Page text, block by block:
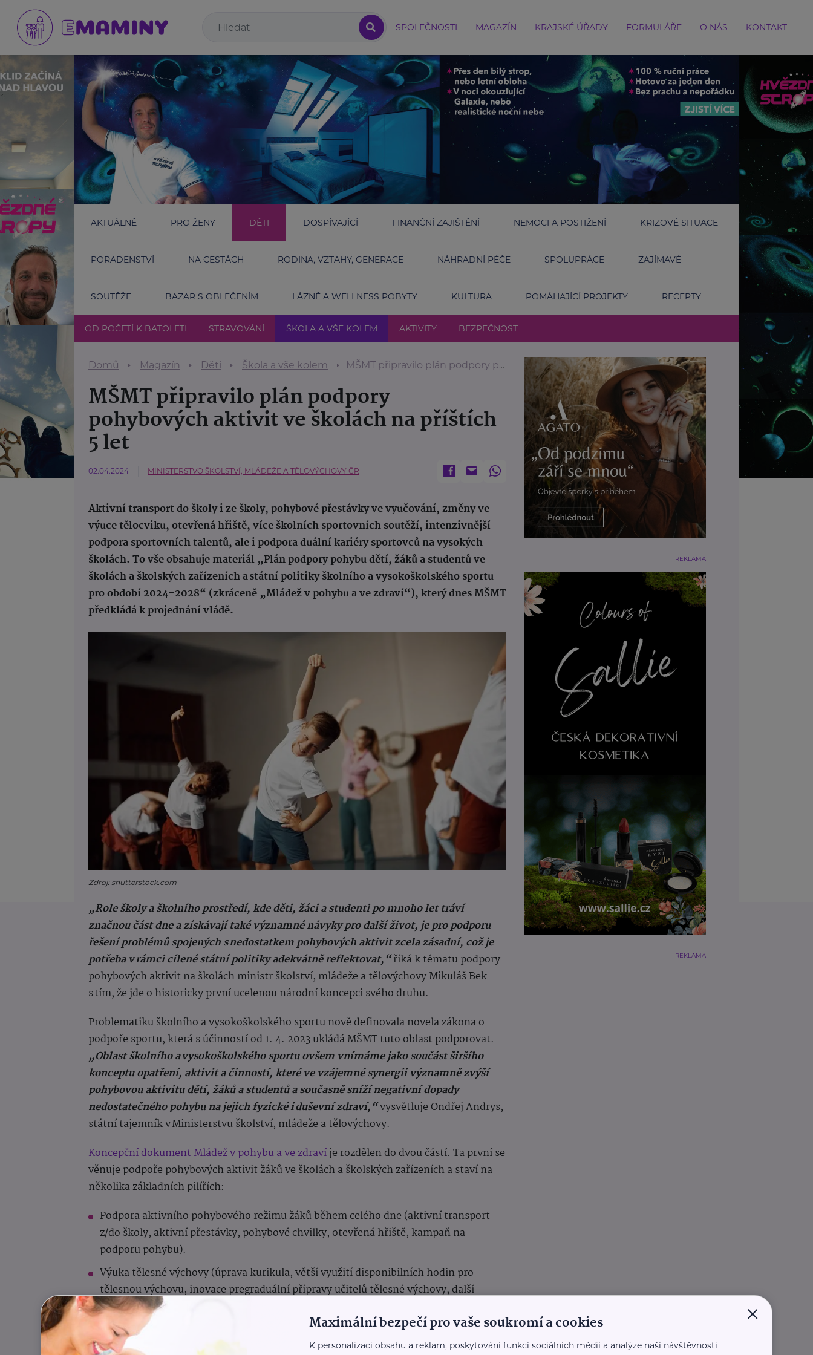
SPOLEČNOSTI MAGAZÍN KRAJSKÉ ÚŘADY FORMULÁŘE O NÁS KONTAKT
AKTUÁLNĚ PRO ŽENY DĚTI DOSPÍVAJÍCÍ FINANČNÍ ZAJIŠTĚNÍ NEMOCI A POSTIŽENÍ KRIZOVÉ SITUACE
PORADENSTVÍ NA CESTÁCH RODINA, VZTAHY, GENERACE NÁHRADNÍ PÉČE SPOLUPRÁCE ZAJÍMAVÉ
SOUTĚŽE BAZAR S OBLEČENÍM LÁZNĚ A WELLNESS POBYTY KULTURA POMÁHAJÍCÍ PROJEKTY RECEPTY
OD POČETÍ K BATOLETI STRAVOVÁNÍ ŠKOLA A VŠE KOLEM AKTIVITY BEZPEČNOST
Domů Magazín Děti Škola a vše kolem MŠMT připravilo plán podpory pohybových aktivit ve školách na příštích 5 let
MŠMT připravilo plán podpory
pohybových aktivit ve školách na příštích
5 let
02.04.2024 MINISTERSTVO ŠKOLSTVÍ, MLÁDEŽE A TĚLOVÝCHOVY ČR
Aktivní transport do školy i ze školy, pohybové přestávky ve vyučování, změny ve
výuce tělocviku, otevřená hřiště, více školních sportovních soutěží, intenzivnější
podpora sportovních talentů, ale i podpora duální kariéry sportovců na vysokých
školách. To vše obsahuje materiál „Plán podpory pohybu dětí, žáků a studentů ve
školách a školských zařízeních a státní politiky školního a vysokoškolského sportu
pro období 2024–2028“ (zkráceně „Mládež v pohybu a ve zdraví“), který dnes MŠMT
předkládá k projednání vládě.
Zdroj: shutterstock.com
„Role školy a školního prostředí, kde děti, žáci a studenti po mnoho let tráví
značnou část dne a získávají také významné návyky pro další život, je pro podporu
řešení problémů spojených s nedostatkem pohybových aktivit zcela zásadní, což je
potřeba v rámci cílené státní politiky adekvátně reflektovat,“říká k tématu podpory
pohybových aktivit na školách ministr školství, mládeže a tělovýchovy Mikuláš Bek
s tím, že jde o historicky první ucelenou národní koncepci svého druhu.
Problematiku školního a vysokoškolského sportu nově definovala novela zákona o
podpoře sportu, která s účinností od 1. 4. 2023 ukládá MŠMT tuto oblast podporovat.
„Oblast školního a vysokoškolského sportu ovšem vnímáme jako součást širšího
konceptu opatření, aktivit a činností, které ve vzájemné synergii významně zvýší
pohybovou aktivitu dětí, žáků a studentů a současně sníží negativní dopady
nedostatečného pohybu na jejich fyzické i duševní zdraví,“vysvětluje Ondřej Andrys,
státní tajemník v Ministerstvu školství, mládeže a tělovýchovy.
Koncepční dokument Mládež v pohybu a ve zdravíje rozdělen do dvou částí. Ta první se
věnuje podpoře pohybových aktivit žáků ve školách a školských zařízeních a staví na
několika základních pilířích:
Podpora aktivního pohybového režimu žáků během celého dne (aktivní transport
z/do školy, aktivní přestávky, pohybové chvilky, otevřená hřiště, kampaň na
podporu pohybu).
Výuka tělesné výchovy (úprava kurikula, větší využití disponibilních hodin pro
tělesnou výchovu, inovace pregraduální přípravy učitelů tělesné výchovy, další
vzdělávání pedagogických pracovníků, metodické aktivity a metodicko-vzdělávací
portál).
Pohybové a sportovní aktivity v zájmovém vzdělávání.
REKLAMA
REKLAMA
×
Maximální bezpečí pro vaše soukromí a cookies
K personalizaci obsahu a reklam, poskytování funkcí sociálních médií a analýze naší návštěvnosti